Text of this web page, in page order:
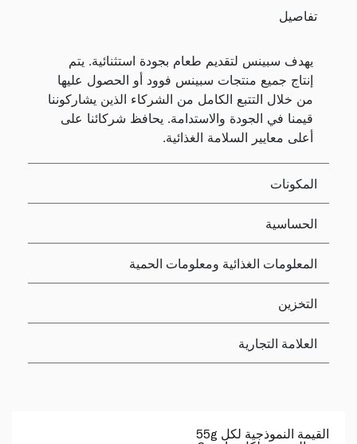
تفاصيل
يهدف سبينس لتقديم طعام بجودة استثنائية. يتم
إنتاج جميع منتجات سبينس فوود أو الحصول عليها
من خلال التتبع الكامل من الشركاء الذين يشاركوننا
قيمنا في الجودة والاستدامة. يحافظ شركائنا على
أعلى معايير السلامة الغذائية.
المكونات
الحساسية
المعلومات الغذائية ومعلومات الحمية
التخزين
العلامة التجارية
القيمة النموذجية لكل 55g